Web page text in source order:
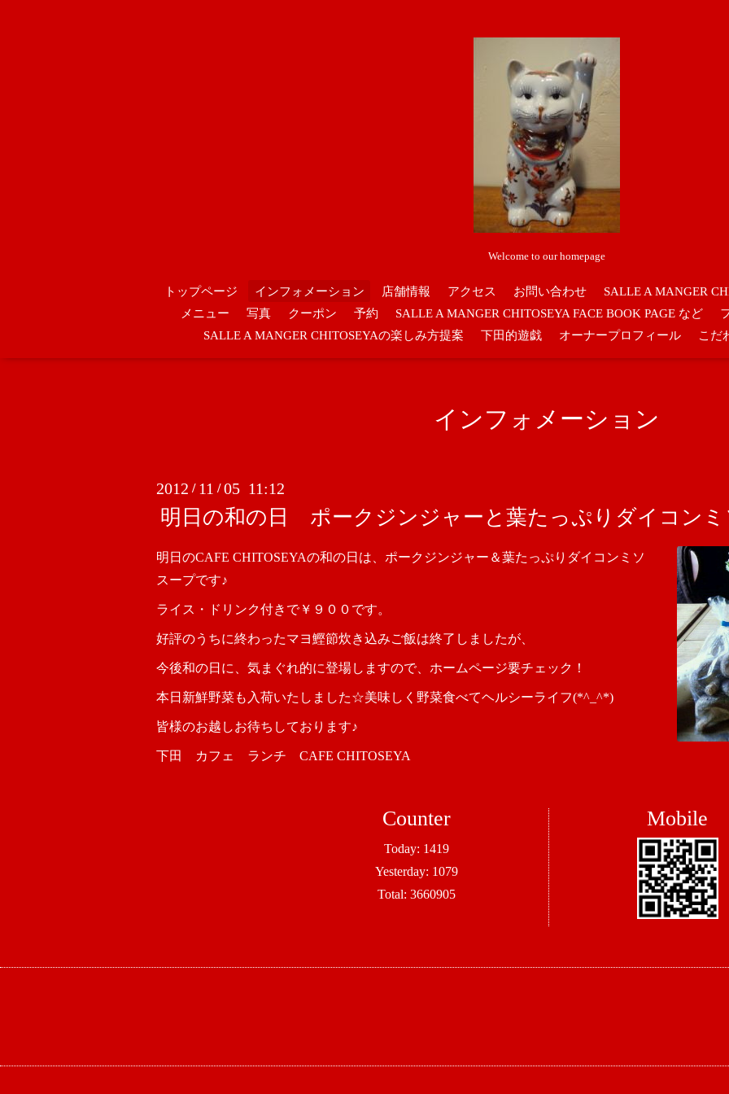
Welcome to our homepage
トップページ インフォメーション 店舗情報 アクセス お問い合わせ
SALLE A MANGER
メニュー
写真 クーポン 予約 SALLE A MANGER CHITOSEYA FACE BOOK PAGE など
SALLE A MANGER CHITOSEYAの楽しみ方提案
下田的遊戯 オーナープロフィール こだ
インフォメーション
2012 / 11 /05 11:12
明日の和の日 ポークジンジャーと葉たっぷりダイコン
明日のCAFE CHITOSEYAの和の日は、ポークジンジャー＆葉たっぷりダイコンミソ
スープです♪
ライス・ドリンク付きで￥９００です。
好評のうちに終わったマヨ鰹節炊き込みご飯は終了しましたが、
今後和の日に、気まぐれ的に登場しますので、ホームページ要チェック！
本日新鮮野菜も入荷いたしました☆美味しく野菜食べてヘルシーライフ(*^_^*)
皆様のお越しお待ちしております♪
下田 カフェ ランチ CAFE CHITOSEYA
Counter
Today: 1419
Yesterday: 1079
Total: 3660905
Mobile